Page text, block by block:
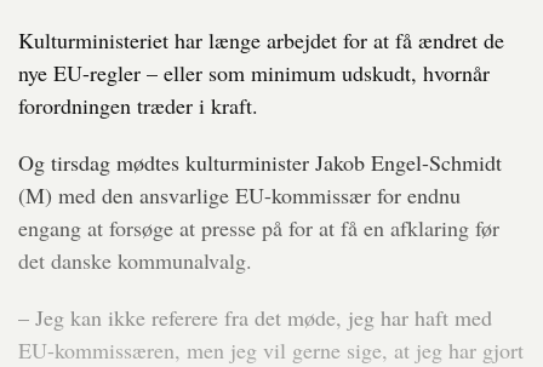
Kulturministeriet har længe arbejdet for at få ændret de
nye EU-regler – eller som minimum udskudt, hvornår
forordningen træder i kraft.
Og tirsdag mødtes kulturminister Jakob Engel-Schmidt
(M) med den ansvarlige EU-kommissær for endnu
engang at forsøge at presse på for at få en afklaring før
det danske kommunalvalg.
– Jeg kan ikke referere fra det møde, jeg har haft med
EU-kommissæren, men jeg vil gerne sige, at jeg har gjort